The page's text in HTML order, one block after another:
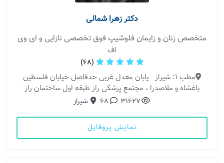
دکتر زهرا شمالی
متخصص زنان و زایمان فلوشیپ فوق تخصصی نازایی و ای وی
اف
(68)
مطب 1: شیراز - یابان معدل غربی حدفاصل خیابان فلسطین
باغشاه و ملاصدرا ، مجتمع پزشکی راز طبقه اول ساختمان راز
31627
68 شیراز
نمایش پروفایل